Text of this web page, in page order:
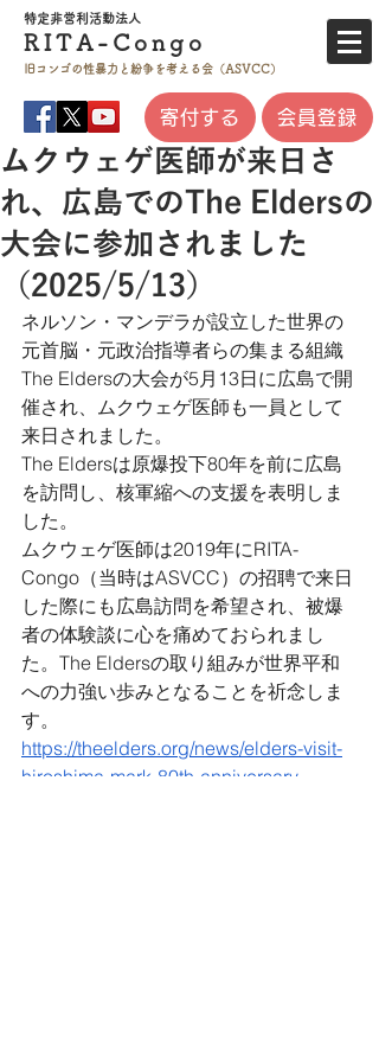
特定非営利活動法人
RITA- Co ngo
旧コンゴの性暴力と 紛争を考える会（ASVCC）
寄付する 会員登録
ムクウェゲ医師が来日さ
れ、広島でのThe Eldersの
大会に参加されました
（2025/5/13）
ネルソン・マンデラが設立した世界の
元首脳・元政治指導者らの集まる組織
The Eldersの大会が5月13日に広島で開
催され、ムクウェゲ医師も一員として
来日されました。
The Eldersは原爆投下80年を前に広島
を訪問し、核軍縮への支援を表明しま
した。
ムクウェゲ医師は2019年にRITA-
Congo（当時はASVCC）の招聘で来日
した際にも広島訪問を希望され、被爆
者の体験談に心を痛めておられまし
た。The Eldersの取り組みが世界平和
への力強い歩みとなることを祈念しま
す。
https://theelders.org/news/elders-visit-
hiroshima-mark-80th-anniversary-